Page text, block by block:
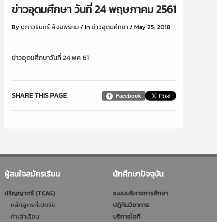
ข่าวอุดมศึกษา วันที่ 24 พฤษภาคม 2561
Byปภาวรินทร์ สังฆพรหม / Inข่าวอุดมศึกษา/ May 25, 2018
ข่าวอุดมศึกษาวันที่ 24 พค 61
Facebook
SHARE THIS PAGE
ผู้สนใจสมัครเรียน
ปริญญาตรี (TCAS)
หลักสูตรที่เปิดรับ
ค่าเล่าเรียน
นักศึกษาปัจจุบัน
ระบบบริหารการศึกษา
ปฎิทินวิชาการ
บริการไอที